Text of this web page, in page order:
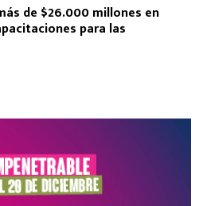
de $26.000 millones en
para las